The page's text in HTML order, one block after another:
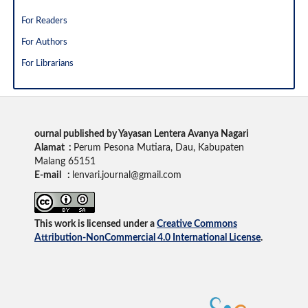
For Readers
For Authors
For Librarians
ournal published by Yayasan Lentera Avanya Nagari
Alamat : Perum Pesona Mutiara, Dau, Kabupaten
Malang 65151
E-mail : lenvari.journal@gmail.com
This work is licensed under a Creative Commons
Attribution-NonCommercial 4.0 International License.